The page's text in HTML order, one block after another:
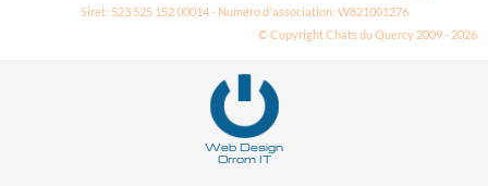
Siret: 523 525 152 00014 - Numéro d'association: W821001276
© Copyright Chats du Quercy 2009 - 2026
Web Design
Orrom IT